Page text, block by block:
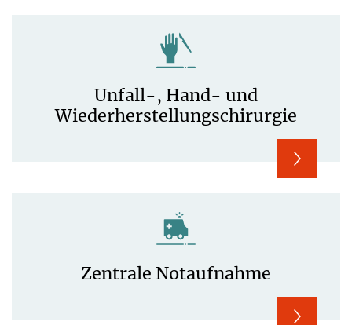
Unfall-, Hand- und
Wiederherstellungs­chirurgie
Zentrale Notaufnahme